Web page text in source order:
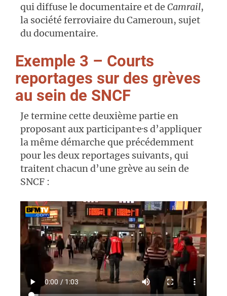
qui diffuse le documentaire et de Camrail,
la société ferroviaire du Cameroun, sujet
du documentaire.
Exemple 3 – Courts
reportages sur des grèves
au sein de SNCF
Je termine cette deuxième partie en
proposant aux participant·e·s d’appliquer
la même démarche que précédemment
pour les deux reportages suivants, qui
traitent chacun d’une grève au sein de
SNCF :